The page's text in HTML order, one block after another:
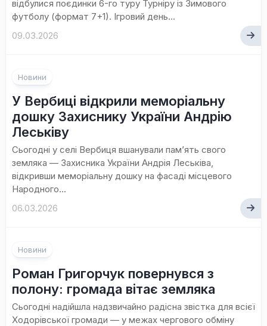
відбулися поєдинки 6-го туру Турніру із Зимового
футболу (формат 7+1). Ігровий день...
09.03.2026
Новини
У Вербиці відкрили меморіальну
дошку Захиснику України Андрію
Леськіву
Сьогодні у селі Вербиця вшанували пам’ять свого
земляка — Захисника України Андрія Леськіва,
відкривши меморіальну дошку на фасаді місцевого
Народного...
06.03.2026
Новини
Роман Григорчук повернувся з
полону: громада вітає земляка
Сьогодні надійшла надзвичайно радісна звістка для всієї
Ходорівської громади — у межах чергового обміну